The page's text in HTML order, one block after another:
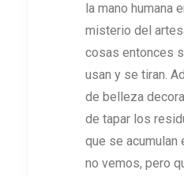
la mano humana
misterio del
cosas entonces
usan y se tiran.
de belleza
de tapar los
que se acumulan
no vemos, pero